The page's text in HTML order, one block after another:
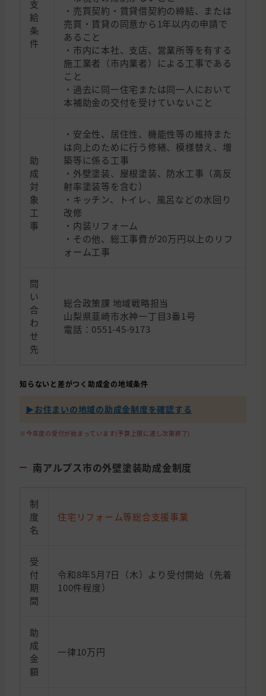
支
給
条
件
・売買契約・賃貸借契約の締結、または
売買・賃貸の同意から1年以内の申請で
あること
・市内に本社、支店、営業所等を有する
施工業者（市内業者）による工事である
こと
・過去に同一住宅または同一人において
本補助金の交付を受けていないこと
助
成
対
象
工
事
・安全性、居住性、機能性等の維持また
は向上のために行う修繕、模様替え、増
築等に係る工事
・外壁塗装、屋根塗装、防水工事（高反
射率塗装等を含む）
・キッチン、トイレ、風呂などの水回り
改修
・内装リフォーム
・その他、総工事費が20万円以上のリフ
ォーム工事
問
い
合
わ
せ
先
総合政策課 地域戦略担当
山梨県韮崎市水神一丁目3番1号
電話：0551-45-9173
知らないと差がつく助成金の地域条件
▶︎お住まいの地域の助成金制度を確認する
※今年度の受付が始まっています(予算上限に達し次第終了)
南アルプス市の外壁塗装助成金制度
制
度
名
住宅リフォーム等総合支援事業
受
付
期
間
令和8年5月7日（木）より受付開始（先着
100件程度）
助
成
金
額
一律10万円